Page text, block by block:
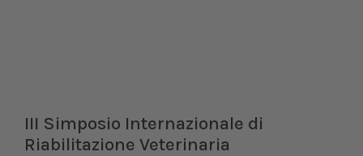
III Simposio Internazionale di
Riabilitazione Veterinaria